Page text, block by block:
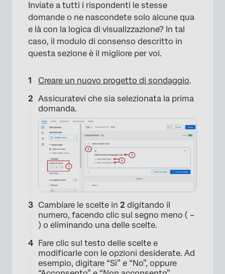
Inviate a tutti i rispondenti le stesse
domande o ne nascondete solo alcune qua
e là con la logica di visualizzazione? In tal
caso, il modulo di consenso descritto in
questa sezione è il migliore per voi.
Creare un nuovo progetto di sondaggio.
Assicuratevi che sia selezionata la prima
domanda.
Cambiare le scelte in 2 digitando il
numero, facendo clic sul segno meno ( –
) o eliminando una delle scelte.
Fare clic sul testo delle scelte e
modificarle con le opzioni desiderate. Ad
esempio, digitare “Sì” e “No”, oppure